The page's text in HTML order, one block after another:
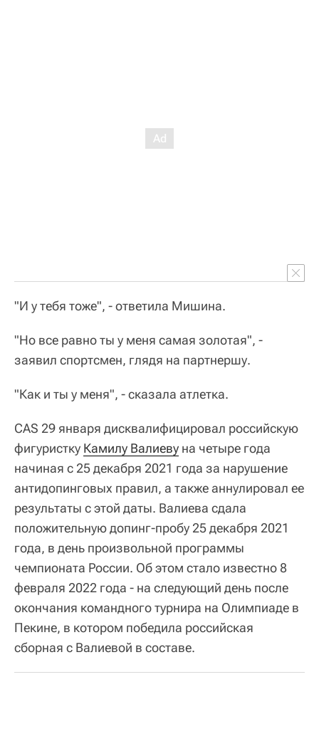
"И у тебя тоже", - ответила Мишина.
"Но все равно ты у меня самая золотая", -
заявил спортсмен, глядя на партнершу.
"Как и ты у меня", - сказала атлетка.
CAS 29 января дисквалифицировал российскую
фигуристку Камилу Валиеву на четыре года
начиная с 25 декабря 2021 года за нарушение
антидопинговых правил, а также аннулировал ее
результаты с этой даты. Валиева сдала
положительную допинг-пробу 25 декабря 2021
года, в день произвольной программы
чемпионата России. Об этом стало известно 8
февраля 2022 года - на следующий день после
окончания командного турнира на Олимпиаде в
Пекине, в котором победила российская
сборная с Валиевой в составе.